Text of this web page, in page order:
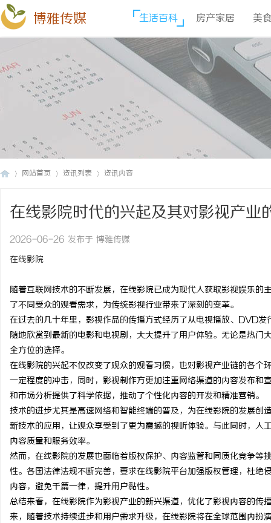
博雅传媒 生活百科 房产家居 美
网站首页 资讯列表 资讯内容
在线影院时代的兴起及其对影视产业
2026-06-26 发布于 博雅传媒
在线影院
随着互联网技术的不断发展，在线影院已成为现代人获取影视娱乐
了不同受众的观看需求，为传统影视行业带来了深刻的变革。
在过去的几十年里，影视作品的传播方式经历了从电视播放、DVD
随地欣赏到最新的电影和电视剧，大大提升了用户体验。无论是热
全方位的选择。
在线影院的兴起不仅改变了观众的观看习惯，也对影视产业链的各
一定程度的冲击，同时，影视制作方更加注重网络渠道的内容发布
和市场分析提供了科学依据，推动了个性化内容的开发和精准营销。
技术的进步尤其是高速网络和智能终端的普及，为在线影院的发展
新技术的应用，让观众享受到了更为震撼的视听体验。与此同时，
内容质量和服务效率。
然而，在线影院的发展也面临着版权保护、内容监管和同质化竞争
性。各国法律法规不断完善，要求在线影院平台加强版权管理，杜
内容，避免千篇一律，提升用户黏性。
总结来看，在线影院作为影视产业的新兴渠道，优化了影视内容的
来，随着技术持续进步和用户需求升级，在线影院将在全球范围内扮